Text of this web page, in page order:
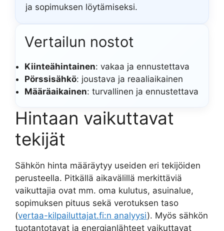
ja sopimuksen löytämiseksi.
Vertailun nostot
Kiinteähintainen: vakaa ja ennustettava
Pörssisähkö: joustava ja reaaliaikainen
Määräaikainen: turvallinen ja ennustettava
Hintaan vaikuttavat
tekijät
Sähkön hinta määräytyy useiden eri tekijöiden
perusteella. Pitkällä aikavälillä merkittäviä
vaikuttajia ovat mm. oma kulutus, asuinalue,
sopimuksen pituus sekä verotuksen taso
(vertaa-kilpailuttajat.fi:n analyysi). Myös sähkön
tuotantotavat ja energianlähteet vaikuttavat